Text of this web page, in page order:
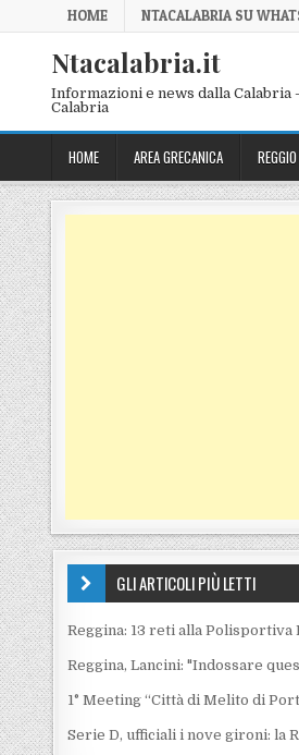
Skip to content
HOME NTACALABRIA SU
Ntacalabria.it
Informazioni e news dalla Calabria
Calabria
HOME AREA GRECANICA
GLI ARTICOLI PIÙ LETTI
Reggina: 13 reti alla Polisportiva
Reggina, Lancini: "Indossare
1° Meeting “Città di Melito di
Serie D, ufficiali i nove gironi: la